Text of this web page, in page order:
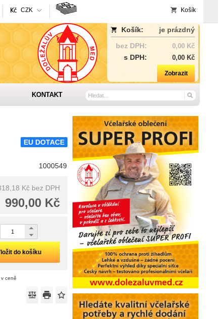
CZK Košík
Košík:
je prázdný
bez DPH:
0,00 Kč
s DPH: 0,00 Kč
Zobrazit
KONTAKT
EU DOTACE
1000549
Kč bez DPH
990,00 Kč
do košíku
ceně